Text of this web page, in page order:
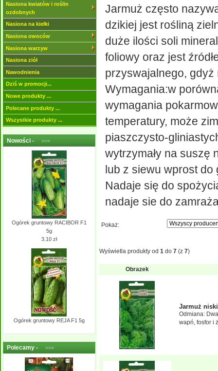
Nasiona kwiatów i roślin
ozdobnych
Nasiona na kiełki
Nasiona owoców
Nasiona warzyw
Nasiona ziół
Nawodnienia
Dziś w promocji...
Nowe produkty ...
Polecane produkty ...
Wszystkie produkty ...
Nowości - >>>
Ogórek gruntowy RACIBOR F1
5g
3.10 zł
Ogórek gruntowy REJA F1 5g
Polecamy - >>>
Jarmuż często
dzikiej jest rośliną
duże ilości soli
foliowy oraz jest
przyswajalnego,
Wymagania:w
wymagania
temperatury, może
piaszczysto-
wytrzymały na suszę
lub z siewu wprost
Nadaje się do
nadaje sie do
Pokaż:
Wyświetla produkty od 1 do 7 (z 7)
Obrazek
Jarmuż niski
Odmiana:
wapń, fosfor i